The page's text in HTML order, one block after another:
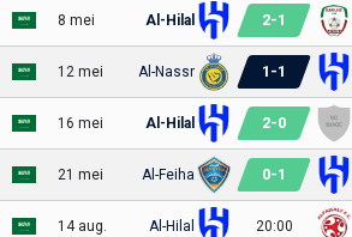
8 mei Al-Hilal 2-1
12 mei Al-Nassr 1 -1
16 mei Al-Hilal 2-0
21 mei Al-Feiha 0-1
14 aug. Al-Hilal 20:00